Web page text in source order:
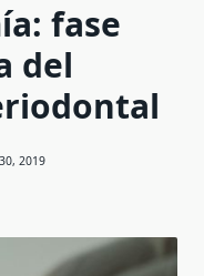
fase
del
2019